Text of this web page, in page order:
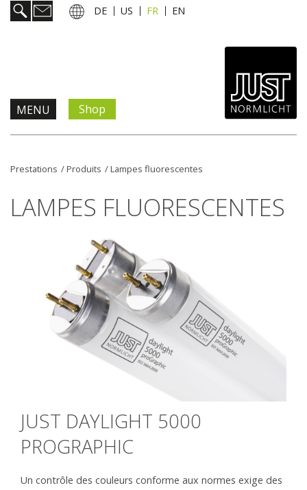
DE US FR EN
MENU
L'entreprise
Contact
Shop
Prestations /Produits /Lampes fluorescentes
LAMPES FLUORESCENTES
JUST DAYLIGHT 5000
PROGRAPHIC
Un contrôle des couleurs conforme aux normes exige des